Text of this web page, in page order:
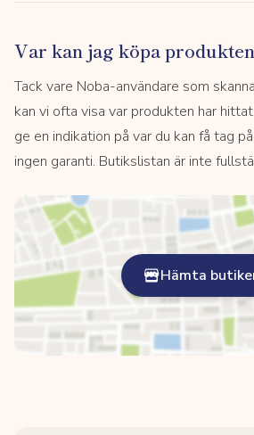
Var kan jag köpa
Tack vare Noba-användare som
kan vi ofta visa var produkten har
ge en indikation på var du kan få tag
ingen garanti. Butikslistan är inte
Hämta